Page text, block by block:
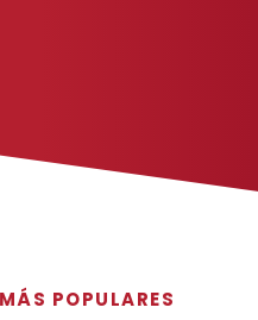
MÁS POPULARES